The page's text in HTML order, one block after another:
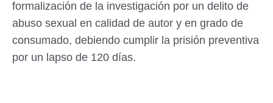
formalización de la investigación por un delito de
abuso sexual en calidad de autor y en grado de
consumado, debiendo cumplir la prisión preventiva
por un lapso de 120 días.